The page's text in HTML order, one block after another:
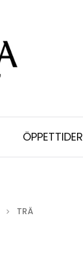
ÖPPETTIDER
TRÄ